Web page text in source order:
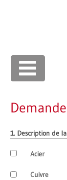
Langue
1. Description de
Acier
Cuivre